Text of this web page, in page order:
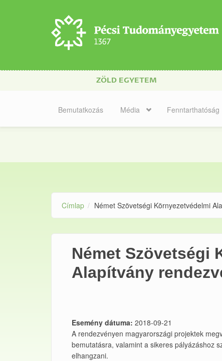
ZÖLD EGYETEM
Bemutatkozás Média Fenntarthatóság
Címlap Német Szövetségi Környezetvédelmi
Német Szövetségi
Alapítvány
Esemény dátuma: 2018-09-21
A rendezvényen magyarországi projektek
bemutatásra, valamint a sikeres pályázáshoz
elhangzani.